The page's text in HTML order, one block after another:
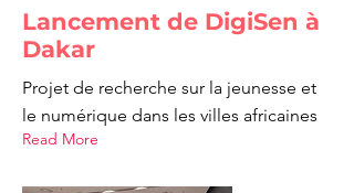
Lancement de DigiSen à
Dakar
Projet de recherche sur la jeunesse et
le numérique dans les villes africaines
Read More